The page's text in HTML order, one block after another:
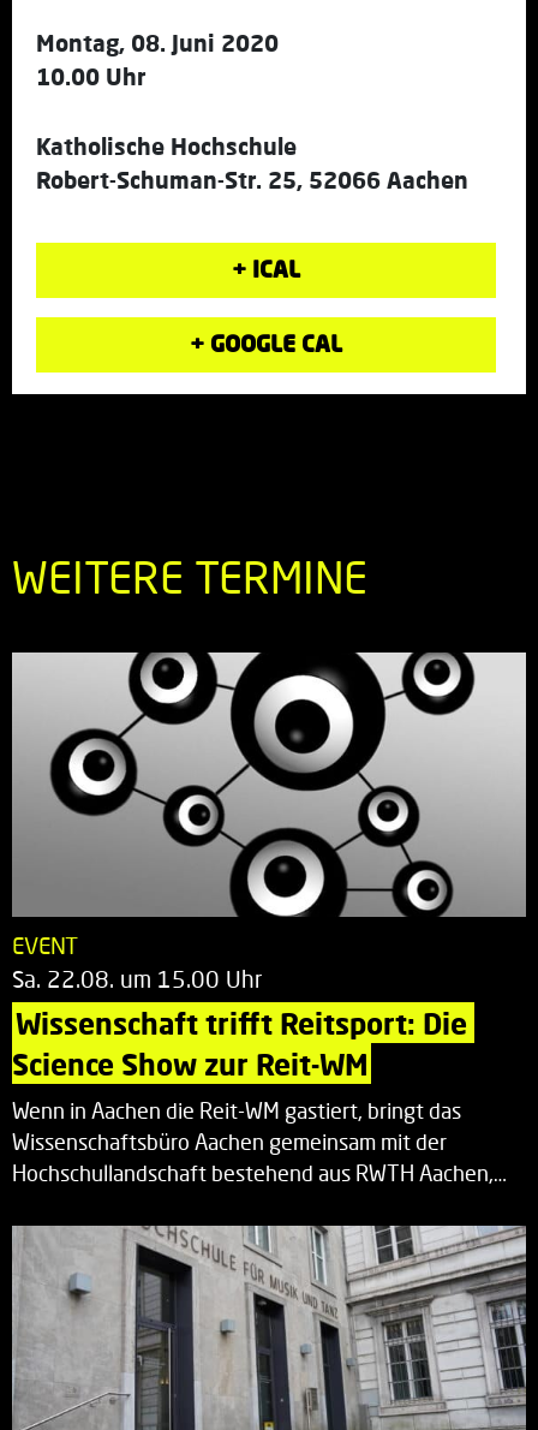
Montag, 08. Juni 2020
10.00 Uhr
Katholische Hochschule
Robert-Schuman-Str. 25, 52066 Aachen
+ ICAL
+ GOOGLE CAL
WEITERE TERMINE
EVENT
Sa. 22.08. um 15.00 Uhr
Wissenschaft trifft Reitsport: Die
Science Show zur Reit-WM
Wenn in Aachen die Reit-WM gastiert, bringt das
Wissenschaftsbüro Aachen gemeinsam mit der
Hochschullandschaft bestehend aus RWTH Aachen,…